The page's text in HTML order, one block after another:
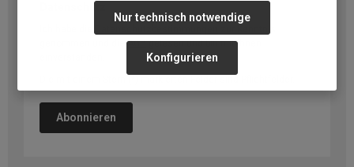
genommen und dieAGBgelesen und bin mit ihnen
Abonnieren
Nur technisch notwendige
Konfigurieren